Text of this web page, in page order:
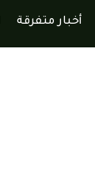
أخبار متفرقة